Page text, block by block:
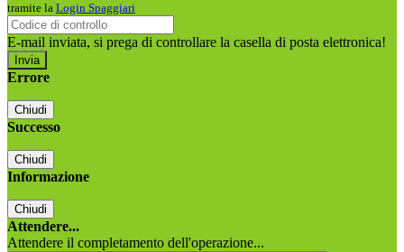
tramite la Login Spaggiari
E-mail inviata, si prega di controllare la casella di posta elettronica!
Errore
Chiudi
Successo
Chiudi
Informazione
Chiudi
Attendere...
Attendere il completamento dell'operazione...